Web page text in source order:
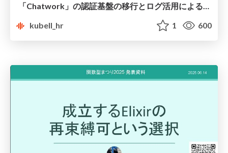
「Chatwork」の認証基盤の移行とログ活用によるプロダクト改善
kubell_hr
1 600